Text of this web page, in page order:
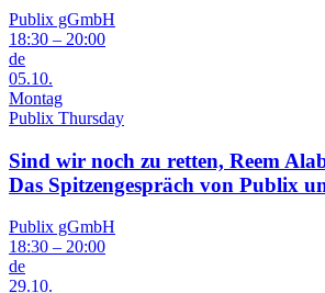
Publix gGmbH
18:30 – 20:00
de
05.10.
Montag
Publix Thursday
Sind wir noch zu retten, Reem
Das Spitzengespräch von Publix
Publix gGmbH
18:30 – 20:00
de
29.10.